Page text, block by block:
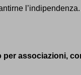
l’indipendenza.
per associazioni,